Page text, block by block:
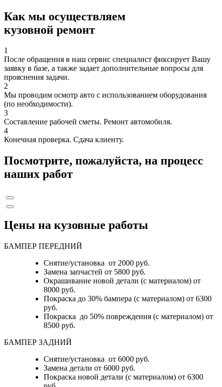
Как мы осуществляем
кузовной ремонт
1
После обращения в наш сервис специалист фиксирует Вашу
заявку в базе, а также задает дополнительные вопросы для
прояснения задачи.
2
Мы проводим осмотр авто с использованием оборудования
(по необходимости).
3
Составление рабочей сметы. Ремонт автомобиля.
4
Конечная проверка. Сдача клиенту.
Посмотрите, пожалуйста, на процесс
наших работ
Цены на кузовные работы
БАМПЕР ПЕРЕДНИЙ
Снятие/установка от 2000 руб.
Замена запчастей от 5800 руб.
Окрашивание новой детали (с материалом) от
8000 руб.
Покраска до 30% бампера (с материалом) от 6300
руб.
Покраска до 50% повреждения (с материалом) от
8500 руб.
БАМПЕР ЗАДНИЙ
Снятие/установка от 6000 руб.
Замена детали от 6000 руб.
Покраска новой детали (с материалом) от 6300